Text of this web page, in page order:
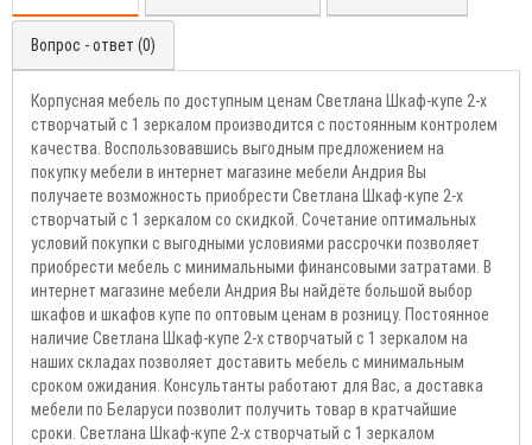
Вопрос - ответ (0)
Корпусная мебель по доступным ценам Светлана Шкаф-купе 2-х
створчатый с 1 зеркалом производится с постоянным контролем
качества. Воспользовавшись выгодным предложением на
покупку мебели в интернет магазине мебели Андрия Вы
получаете возможность приобрести Светлана Шкаф-купе 2-х
створчатый с 1 зеркалом со скидкой. Сочетание оптимальных
условий покупки с выгодными условиями рассрочки позволяет
приобрести мебель с минимальными финансовыми затратами. В
интернет магазине мебели Андрия Вы найдёте большой выбор
шкафов и шкафов купе по оптовым ценам в розницу. Постоянное
наличие Светлана Шкаф-купе 2-х створчатый с 1 зеркалом на
наших складах позволяет доставить мебель с минимальным
сроком ожидания. Консультанты работают для Вас, а доставка
мебели по Беларуси позволит получить товар в кратчайшие
сроки. Светлана Шкаф-купе 2-х створчатый с 1 зеркалом